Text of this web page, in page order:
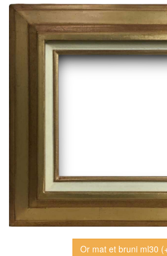
Or mat et bruni ml30